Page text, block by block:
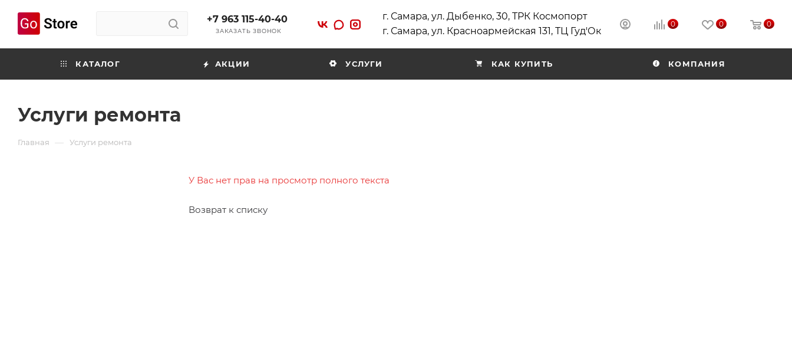
+7 963 115-40-40
ЗАКАЗАТЬ ЗВОНОК
г. Самара, ул. Дыбенко, 30, ТРК Космопорт
г. Самара, ул. Красноармейская 131, ТЦ Гуд'Ок
0 0 0
КАТАЛОГ АКЦИИ УСЛУГИ КАК КУПИТЬ КОМПАНИЯ
Услуги ремонта
Главная — Услуги ремонта
У Вас нет прав на просмотр полного текста
Возврат к списку